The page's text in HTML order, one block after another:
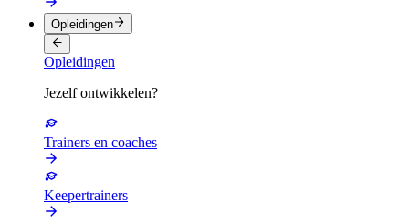
Opleidingen
Opleidingen
Jezelf ontwikkelen?
Trainers en coaches
Keepertrainers